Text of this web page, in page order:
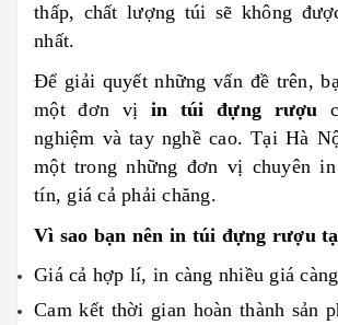
thấp, chất lượng túi sẽ không
nhất.
Để giải quyết những vấn đề trên,
một đơn vị in túi đựng rượu
nghiệm và tay nghề cao. Tại Hà
một trong những đơn vị chuyên
tín, giá cả phải chăng.
Vì sao bạn nên in túi đựng rượu
Giá cả hợp lí, in càng nhiều giá
Cam kết thời gian hoàn thành sản